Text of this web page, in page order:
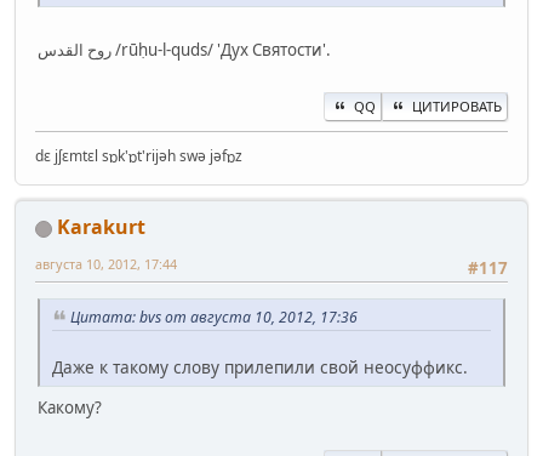
روح القدس /rūḥu-l-quds/ 'Дух Святости'.
QQ ЦИТИРОВАТЬ
dɛ jʃɛmtɛl sɒk'ɒt'rijəh swə jəfɒz
Karakurt
#117
августа 10, 2012, 17:44
Цитата: bvs от августа 10, 2012, 17:36
Даже к такому слову прилепили свой неосуффикс.
Какому?